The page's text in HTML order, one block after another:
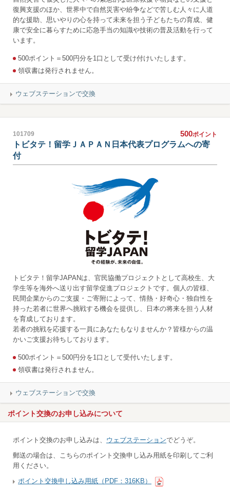
復興支援のほか、世界中で自然災害や紛争などで苦しむ人々に人道
的な援助、思いやりの心を持って未来を担う子どもたちの育成、健
康で安全に暮らすために応急手当の知識や技術の普及活動を行って
います。
500ポイント＝500円分を1口として受け付けいたします。
領収書は発行されません。
ウェブステーションで交換
101709 500ポイント
トビタテ！留学ＪＡＰＡＮ日本代表プログラムへの寄
付
トビタテ！留学JAPANは、官民協働プロジェクトとして高校生、大
学生等を海外へ送り出す留学促進プロジェクトです。個人の皆様、
民間企業からのご支援・ご寄附によって、情熱・好奇心・独自性を
持った若者に世界へ挑戦する機会を提供し、日本の将来を担う人材
を育成しております。
若者の挑戦を応援する一員にあなたもなりませんか？皆様からの温
かいご支援お待ちしております。
500ポイント＝500円分を1口として受付いたします。
領収書は発行されません。
ウェブステーションで交換
ポイント交換のお申し込みについて
ポイント交換のお申し込みは、 ウェブステーションでどうぞ。
郵送の場合は、こちらのポイント交換申し込み用紙を印刷してご利
用ください。
ポイント交換申し込み用紙（PDF：316KB）